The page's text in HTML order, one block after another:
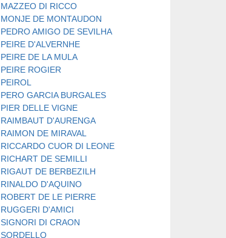
MAZZEO DI RICCO
MONJE DE MONTAUDON
PEDRO AMIGO DE SEVILHA
PEIRE D'ALVERNHE
PEIRE DE LA MULA
PEIRE ROGIER
PEIROL
PERO GARCIA BURGALES
PIER DELLE VIGNE
RAIMBAUT D'AURENGA
RAIMON DE MIRAVAL
RICCARDO CUOR DI LEONE
RICHART DE SEMILLI
RIGAUT DE BERBEZILH
RINALDO D'AQUINO
ROBERT DE LE PIERRE
RUGGERI D'AMICI
SIGNORI DI CRAON
SORDELLO